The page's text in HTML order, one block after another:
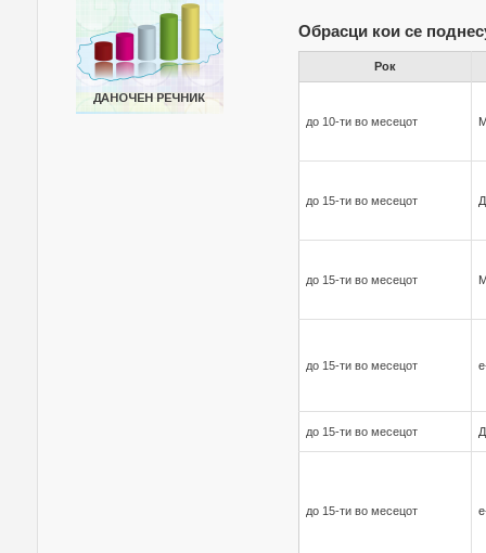
Обрасци кои се
Рок
до 10-ти во месецот
до 15-ти во месецот
до 15-ти во месецот
до 15-ти во месецот
до 15-ти во месецот
до 15-ти во месецот